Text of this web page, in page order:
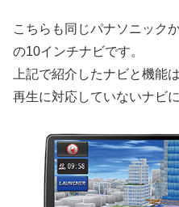
こちらも同じパナソニック
の10インチナビです。
上記で紹介したナビと機能
再生に対応していないナビ